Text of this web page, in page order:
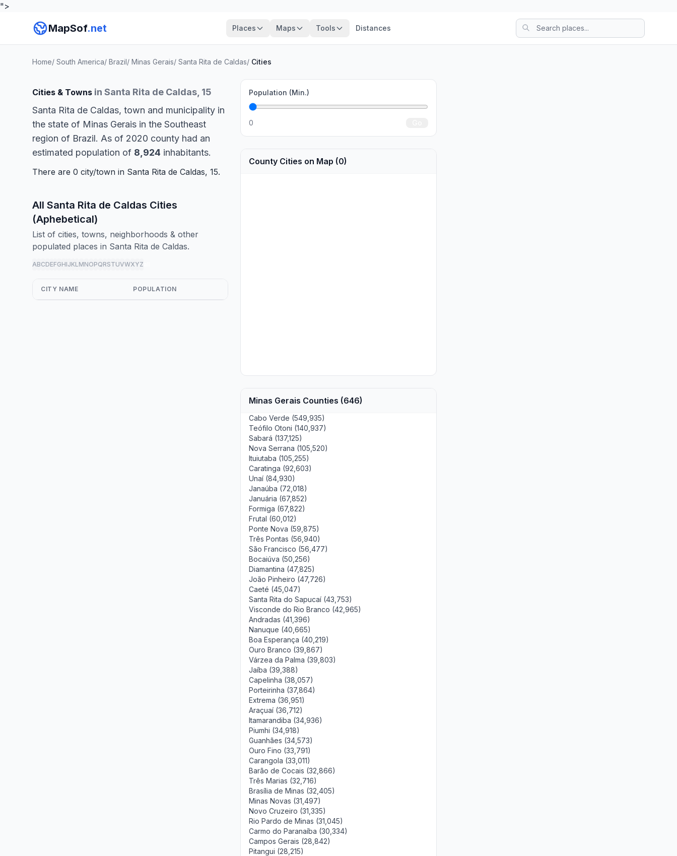
">
MapSof.net Places Maps Tools Distances
Home/ South America/ Brazil/ Minas Gerais/ Santa Rita de Caldas/ Cities
Cities & Towns in Santa Rita de Caldas, 15
Santa Rita de Caldas, town and municipality in
the state of Minas Gerais in the Southeast
region of Brazil. As of 2020 county had an
estimated population of 8,924 inhabitants.
There are 0 city/town in Santa Rita de Caldas, 15.
All Santa Rita de Caldas Cities
(Aphebetical)
List of cities, towns, neighborhoods & other
populated places in Santa Rita de Caldas.
ABCDEFGHIJKLMNOPQRSTUVWXYZ
CITY NAME POPULATION
Population (Min.)
0
County Cities on Map (0)
Minas Gerais Counties (646)
Cabo Verde (549,935)
Teófilo Otoni (140,937)
Sabará (137,125)
Nova Serrana (105,520)
Ituiutaba (105,255)
Caratinga (92,603)
Unaí (84,930)
Janaúba (72,018)
Januária (67,852)
Formiga (67,822)
Frutal (60,012)
Ponte Nova (59,875)
Três Pontas (56,940)
São Francisco (56,477)
Bocaiúva (50,256)
Diamantina (47,825)
João Pinheiro (47,726)
Caeté (45,047)
Santa Rita do Sapucaí (43,753)
Visconde do Rio Branco (42,965)
Andradas (41,396)
Nanuque (40,665)
Boa Esperança (40,219)
Ouro Branco (39,867)
Várzea da Palma (39,803)
Jaíba (39,388)
Capelinha (38,057)
Porteirinha (37,864)
Extrema (36,951)
Araçuaí (36,712)
Itamarandiba (34,936)
Piumhi (34,918)
Guanhães (34,573)
Ouro Fino (33,791)
Carangola (33,011)
Barão de Cocais (32,866)
Três Marias (32,716)
Brasília de Minas (32,405)
Minas Novas (31,497)
Novo Cruzeiro (31,335)
Rio Pardo de Minas (31,045)
Carmo do Paranaíba (30,334)
Campos Gerais (28,842)
Pitangui (28,215)